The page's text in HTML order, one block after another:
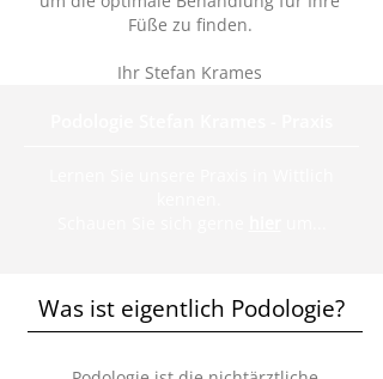
Füße zu finden.
Ihr Stefan Krames
Was ist eigentlich Podologie?